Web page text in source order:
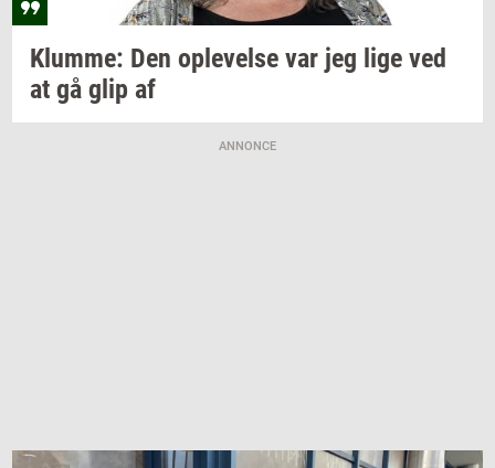
Klum­me: Den op­le­vel­se var jeg lige ved
at gå glip af
ANNONCE